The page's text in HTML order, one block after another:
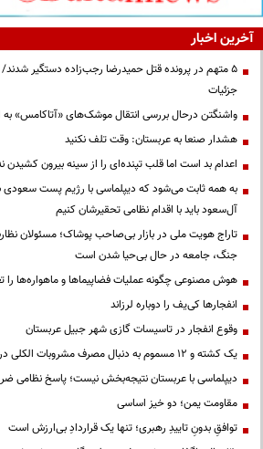
آخرین اخبار
۵ متهم در پرونده قتل حمیدرضا رجب‌زاده دستگیر
جزئیات
واشنگتن درحال بررسی انتقال موشک‌های «آتاکامس» به
هشدار صنعا به عربستان: وقت تلف نکنید
اعدام بد است اما قلب تپنده‌ای را از سینه بیرون کشیدن
به همه ثابت می‌شود که دیپلماسی با رژیم پست سعودی
آل‌سعود باید با اقدام نظامی تحقیرشان کنیم
تاراج هویت ملی در بازار بی‌صاحب پوشاک؛ مسئولان
جنگ، جامعه در حال بی‌حیا شدن است
هوش مصنوعی چگونه عملیات فضاپیماها و ماهواره‌ها را
انفجارها کی‌یف را دوباره لرزاند
وقوع انفجار در تاسیسات گازی شهر جبیل عربستان
یک کشته و ۱۲ مسموم به دنبال مصرف مشروبات الکلی در نیشابور
دیپلماسی با عربستان نتیجه‌بخش نیست؛ پاسخ نظامی
مقاومت یمن؛ دو خیز اساسی
توافقِ بدونِ تاییدِ رهبری؛ تنها یک قراردادِ بی‌ارزش است